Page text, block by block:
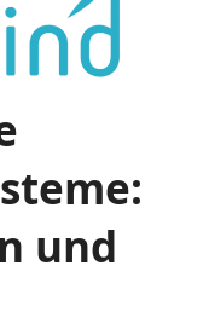
und